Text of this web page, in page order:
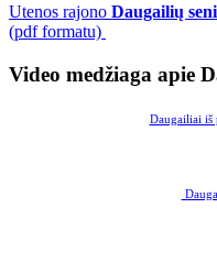
Utenos rajono Daugailių
(pdf formatu)
Video medžiaga apie
Daugailiai iš